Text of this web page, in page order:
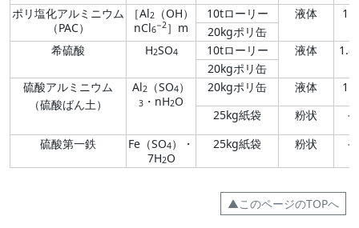
ポリ塩化アルミニウム
（PAC）
［Al2
（OH）
nCl6−2］m
10tローリー 液体
1.2
20kgポリ缶
希硫酸
H2SO4 10tローリー 液体
20kgポリ缶
硫酸アルミニウム
（硫酸ばん土）
Al2 （SO4）
3 ・nH2O
20kgポリ缶 液体
1.3
25kg紙袋
粉状
−
硫酸第一鉄
Fe（SO4）・
7H2O
25kg紙袋 粉状 −
▲このページのTOPへ